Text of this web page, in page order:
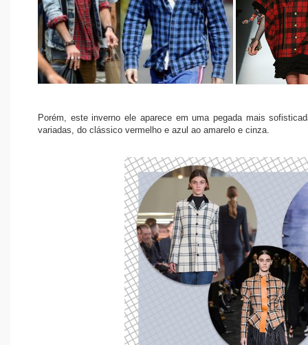
Porém, este inverno ele aparece em uma pegada mais
variadas, do clássico vermelho e azul ao amarelo e cinza.